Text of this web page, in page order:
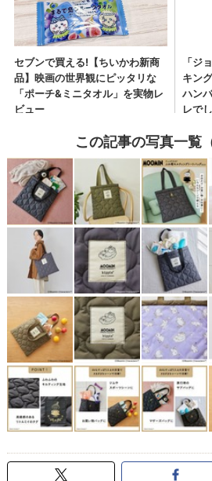
この記事の写真一覧